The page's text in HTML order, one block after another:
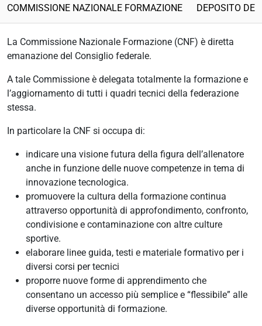
MEDIA
AREA RISERVATA
UTILITÀ
COMMISSIONE NAZIONALE FORMAZIONE DEPOSITO
La Commissione Nazionale Formazione (CNF) è diretta
emanazione del Consiglio federale.
A tale Commissione è delegata totalmente la formazione e
l’aggiornamento di tutti i quadri tecnici della federazione
stessa.
In particolare la CNF si occupa di:
indicare una visione futura della figura dell’allenatore
anche in funzione delle nuove competenze in tema di
innovazione tecnologica.
promuovere la cultura della formazione continua
attraverso opportunità di approfondimento, confronto,
condivisione e contaminazione con altre culture
sportive.
elaborare linee guida, testi e materiale formativo per i
diversi corsi per tecnici
proporre nuove forme di apprendimento che
consentano un accesso più semplice e “flessibile” alle
diverse opportunità di formazione.